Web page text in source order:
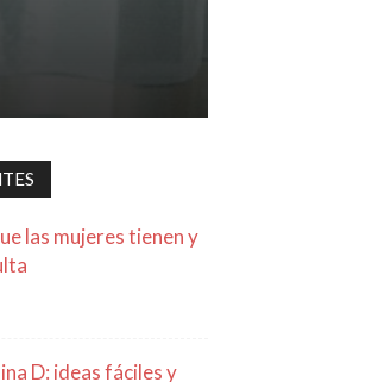
las mujeres tienen y
D: ideas fáciles y